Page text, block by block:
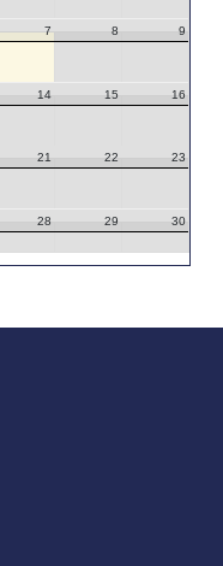
7 8 9
14 15 16
21 22 23
28 29 30